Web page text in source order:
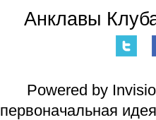
Анклавы
Powered by
первоначальная